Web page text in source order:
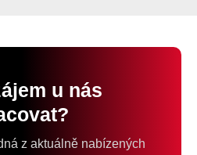
u nás
z aktuálně nabízených